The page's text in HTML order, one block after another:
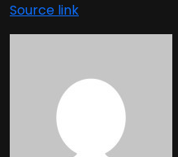
Source link